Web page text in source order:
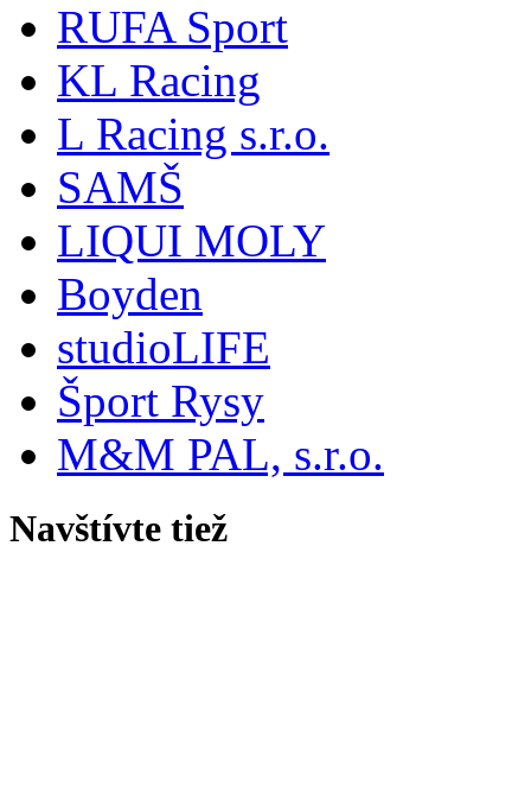
RUFA Sport
KL Racing
L Racing s.r.o.
SAMŠ
LIQUI MOLY
Boyden
studioLIFE
Šport Rysy
M&M PAL, s.r.o.
Navštívte tiež